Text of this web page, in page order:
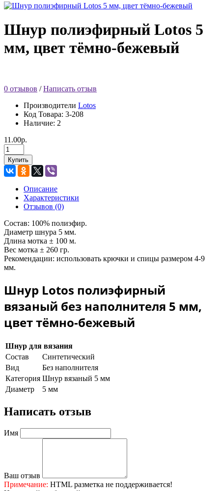
Шнур полиэфирный Lotos 5
мм, цвет тёмно-бежевый
0 отзывов /Написать отзыв
Производители Lotos
Код Товара: 3-208
Наличие: 2
11.00р.
Купить
Описание
Характеристики
Отзывов (0)
Состав: 100% полиэфир.
Диаметр шнура 5 мм.
Длина мотка ± 100 м.
Вес мотка ± 260 гр.
Рекомендации: использовать крючки и спицы размером 4-9
мм.
Шнур Lotos полиэфирный
вязаный без наполнителя 5 мм,
цвет тёмно-бежевый
Шнур для вязания
Состав
Синтетический
Вид
Без наполнителя
Категория Шнур вязаный 5 мм
Диаметр
5 мм
Написать отзыв
Имя
Ваш отзыв
Примечание: HTML разметка не поддерживается!